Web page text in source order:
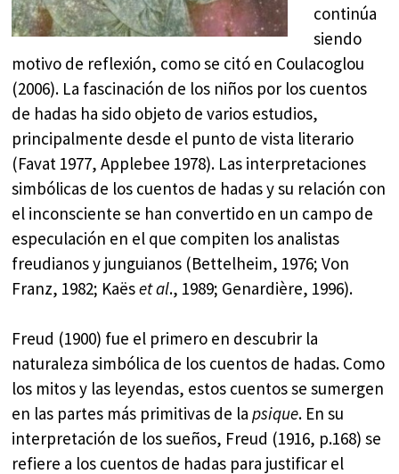
continúa
siendo
motivo de reflexión, como se citó en Coulacoglou
(2006). La fascinación de los niños por los cuentos
de hadas ha sido objeto de varios estudios,
principalmente desde el punto de vista literario
(Favat 1977, Applebee 1978). Las interpretaciones
simbólicas de los cuentos de hadas y su relación con
el inconsciente se han convertido en un campo de
especulación en el que compiten los analistas
freudianos y junguianos (Bettelheim, 1976; Von
Franz, 1982; Kaëset al., 1989; Genardière, 1996).
Freud (1900) fue el primero en descubrir la
naturaleza simbólica de los cuentos de hadas. Como
los mitos y las leyendas, estos cuentos se sumergen
en las partes más primitivas de lapsique. En su
interpretación de los sueños, Freud (1916, p.168) se
refiere a los cuentos de hadas para justificar el